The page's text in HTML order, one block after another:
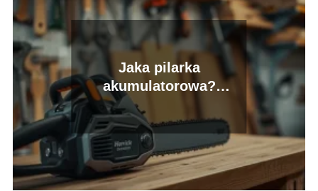
Jaka pilarka
akumulatorowa?
Ranking, opinie, poradnik
wyboru